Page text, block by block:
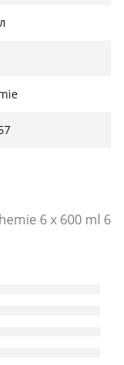
6 x 600 ml 6